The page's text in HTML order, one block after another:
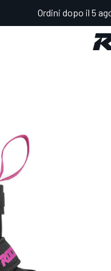
Ordini dopo il 5